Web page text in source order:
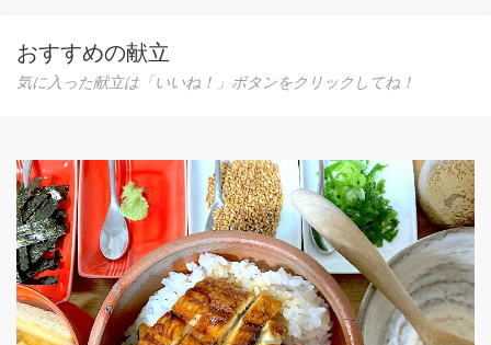
おすすめの献立
気に入った献立は「いいね！」ボタンをクリックしてね！